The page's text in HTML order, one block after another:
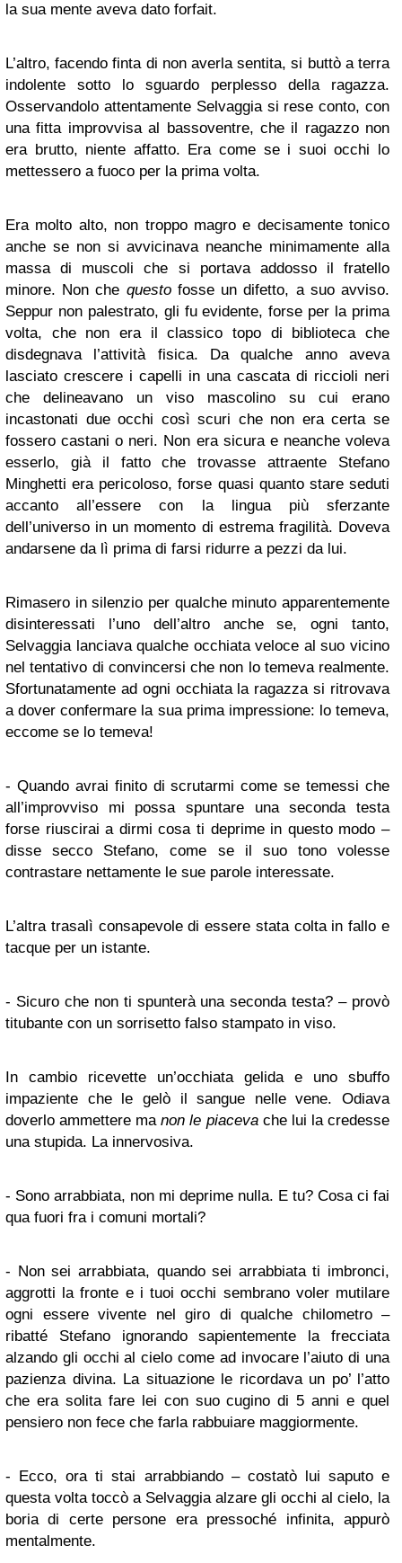
la sua mente aveva dato forfait.
L’altro, facendo finta di non averla sentita, si buttò a terra
indolente sotto lo sguardo perplesso della ragazza.
Osservandolo attentamente Selvaggia si rese conto, con
una fitta improvvisa al bassoventre, che il ragazzo non
era brutto, niente affatto. Era come se i suoi occhi lo
mettessero a fuoco per la prima volta.
Era molto alto, non troppo magro e decisamente tonico
anche se non si avvicinava neanche minimamente alla
massa di muscoli che si portava addosso il fratello
minore. Non che questofosse un difetto, a suo avviso.
Seppur non palestrato, gli fu evidente, forse per la prima
volta, che non era il classico topo di biblioteca che
disdegnava l’attività fisica. Da qualche anno aveva
lasciato crescere i capelli in una cascata di riccioli neri
che delineavano un viso mascolino su cui erano
incastonati due occhi così scuri che non era certa se
fossero castani o neri. Non era sicura e neanche voleva
esserlo, già il fatto che trovasse attraente Stefano
Minghetti era pericoloso, forse quasi quanto stare seduti
accanto all’essere con la lingua più sferzante
dell’universo in un momento di estrema fragilità. Doveva
andarsene da lì prima di farsi ridurre a pezzi da lui.
Rimasero in silenzio per qualche minuto apparentemente
disinteressati l’uno dell’altro anche se, ogni tanto,
Selvaggia lanciava qualche occhiata veloce al suo vicino
nel tentativo di convincersi che non lo temeva realmente.
Sfortunatamente ad ogni occhiata la ragazza si ritrovava
a dover confermare la sua prima impressione: lo temeva,
eccome se lo temeva!
- Quando avrai finito di scrutarmi come se temessi che
all’improvviso mi possa spuntare una seconda testa
forse riuscirai a dirmi cosa ti deprime in questo modo –
disse secco Stefano, come se il suo tono volesse
contrastare nettamente le sue parole interessate.
L’altra trasalì consapevole di essere stata colta in fallo e
tacque per un istante.
- Sicuro che non ti spunterà una seconda testa? – provò
titubante con un sorrisetto falso stampato in viso.
In cambio ricevette un’occhiata gelida e uno sbuffo
impaziente che le gelò il sangue nelle vene. Odiava
doverlo ammettere manon le piacevache lui la credesse
una stupida. La innervosiva.
- Sono arrabbiata, non mi deprime nulla. E tu? Cosa ci fai
qua fuori fra i comuni mortali?
- Non sei arrabbiata, quando sei arrabbiata ti imbronci,
aggrotti la fronte e i tuoi occhi sembrano voler mutilare
ogni essere vivente nel giro di qualche chilometro –
ribatté Stefano ignorando sapientemente la frecciata
alzando gli occhi al cielo come ad invocare l’aiuto di una
pazienza divina. La situazione le ricordava un po’ l’atto
che era solita fare lei con suo cugino di 5 anni e quel
pensiero non fece che farla rabbuiare maggiormente.
- Ecco, ora ti stai arrabbiando – costatò lui saputo e
questa volta toccò a Selvaggia alzare gli occhi al cielo, la
boria di certe persone era pressoché infinita, appurò
mentalmente.